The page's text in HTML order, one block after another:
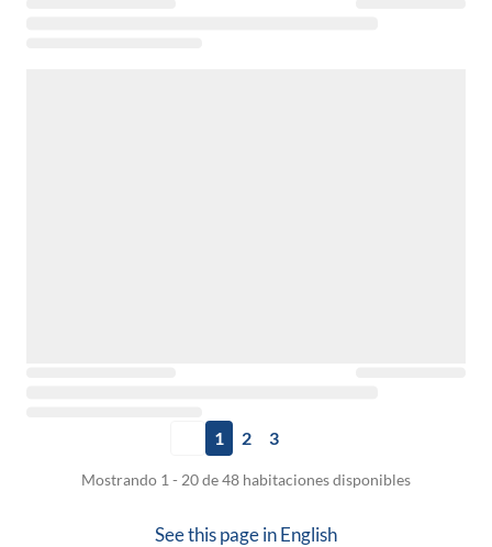
1 2 3
Mostrando 1 - 20 de 48 habitaciones disponibles
See this page inEnglish